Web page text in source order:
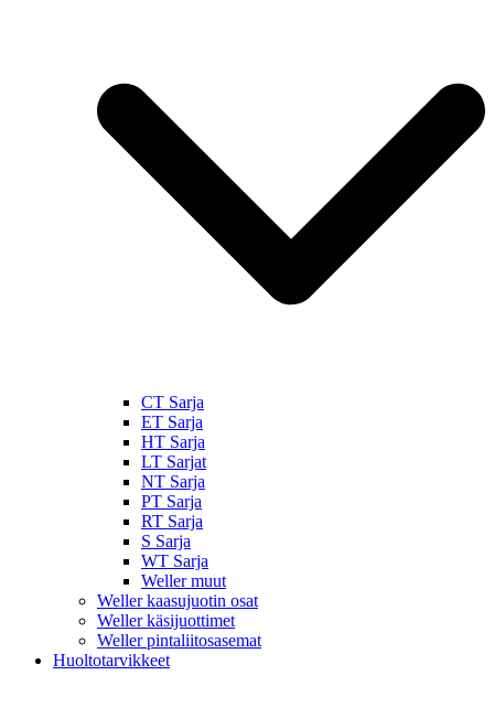
CT Sarja
ET Sarja
HT Sarja
LT Sarjat
NT Sarja
PT Sarja
RT Sarja
S Sarja
WT Sarja
Weller muut
Weller kaasujuotin osat
Weller käsijuottimet
Weller pintaliitosasemat
Huoltotarvikkeet